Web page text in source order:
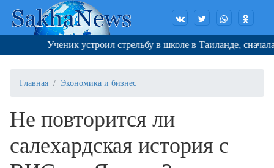
Ученик устроил стрельбу в школе в Таиланде, сначала
Главная Экономика и бизнес
Не повторится ли
салехардская история с